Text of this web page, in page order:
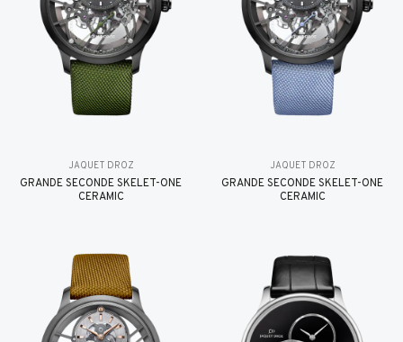
JAQUET DROZ
GRANDE SECONDE SKELET-ONE
CERAMIC
JAQUET DROZ
GRANDE SECONDE SKELET-ONE
CERAMIC